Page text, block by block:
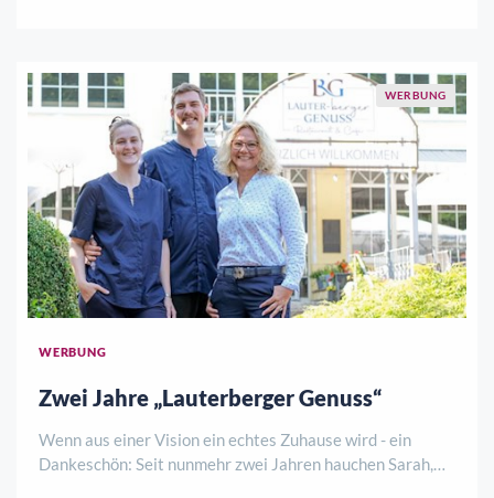
WERBUNG
WERBUNG
Zwei Jahre „Lauterberger Genuss“
Wenn aus einer Vision ein echtes Zuhause wird - ein
Dankeschön: Seit nunmehr zwei Jahren hauchen Sarah,